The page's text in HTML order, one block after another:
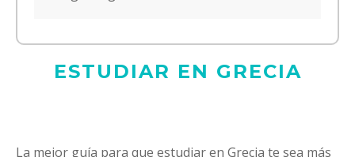
ESTUDIAR EN GRECIA
La mejor guía para que estudiar en Grecia te sea más